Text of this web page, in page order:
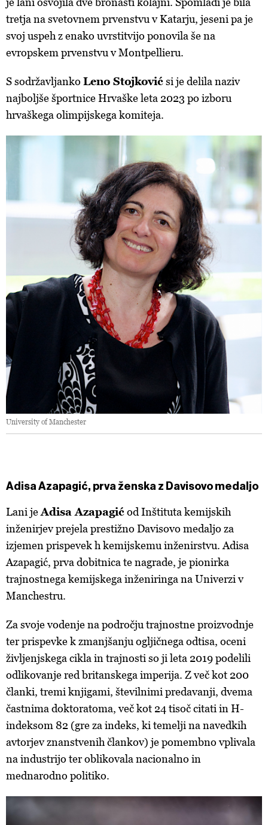
tretja na svetovnem prvenstvu v Katarju, jeseni pa je
svoj uspeh z enako uvrstitvijo ponovila še na
evropskem prvenstvu v Montpellieru.
S sodržavljanko Leno Stojkovićsi je delila naziv
najboljše športnice Hrvaške leta 2023 po izboru
hrvaškega olimpijskega komiteja.
University of Manchester
Adisa Azapagić, prva ženska z Davisovo medaljo
Lani jeAdisa Azapagićod Inštituta kemijskih
inženirjev prejela prestižno Davisovo medaljo za
izjemen prispevek h kemijskemu inženirstvu. Adisa
Azapagić, prva dobitnica te nagrade, je pionirka
trajnostnega kemijskega inženiringa na Univerzi v
Manchestru.
Za svoje vodenje na področju trajnostne proizvodnje
ter prispevke k zmanjšanju ogljičnega odtisa, oceni
življenjskega cikla in trajnosti so ji leta 2019 podelili
odlikovanje red britanskega imperija. Z več kot 200
članki, tremi knjigami, številnimi predavanji, dvema
častnima doktoratoma, več kot 24 tisoč citati in H-
indeksom 82 (gre za indeks, ki temelji na navedkih
avtorjev znanstvenih člankov) je pomembno vplivala
na industrijo ter oblikovala nacionalno in
mednarodno politiko.